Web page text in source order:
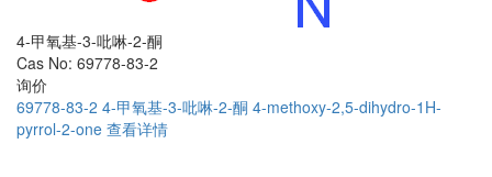
4-甲氧基-3-吡啉-2-酮
Cas No: 69778-83-2
询价
69778-83-2 4-甲氧基-3-吡啉-2-酮 4-methoxy-2,5-dihydro-1H-
pyrrol-2-one 查看详情